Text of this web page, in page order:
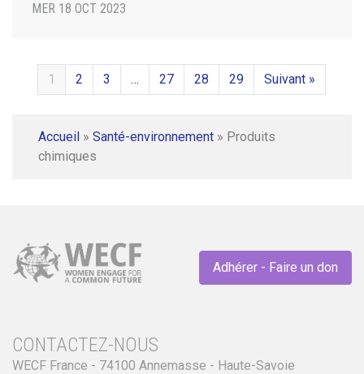
MER 18 OCT 2023
1 2 3 … 27 28 29 Suivant »
Accueil » Santé-environnement » Produits
chimiques
Adhérer - Faire un don
CONTACTEZ-NOUS
WECF France - 74100 Annemasse - Haute-Savoie